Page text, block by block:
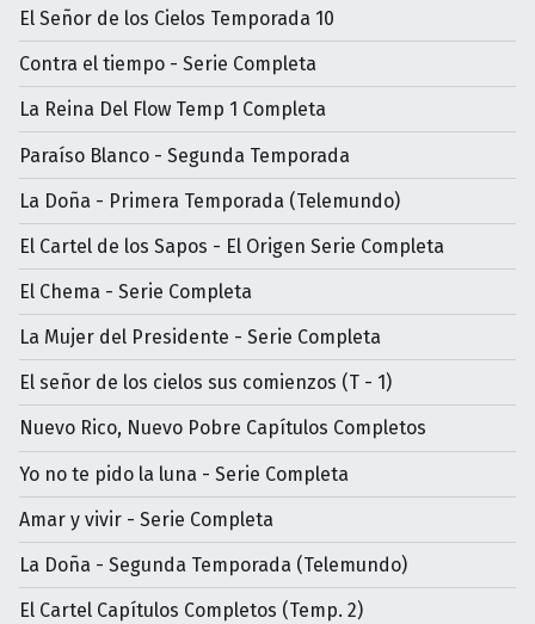
El Señor de los Cielos Temporada 10
Contra el tiempo - Serie Completa
La Reina Del Flow Temp 1 Completa
Paraíso Blanco - Segunda Temporada
La Doña - Primera Temporada (Telemundo)
El Cartel de los Sapos - El Origen Serie Completa
El Chema - Serie Completa
La Mujer del Presidente - Serie Completa
El señor de los cielos sus comienzos (T - 1)
Nuevo Rico, Nuevo Pobre Capítulos Completos
Yo no te pido la luna - Serie Completa
Amar y vivir - Serie Completa
La Doña - Segunda Temporada (Telemundo)
El Cartel Capítulos Completos (Temp. 2)